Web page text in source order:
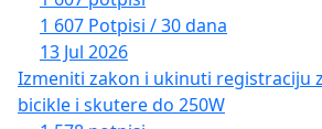
1 607 Potpisi / 30 dana
13 Jul 2026
Izmeniti zakon i ukinuti registraciju
bicikle i skutere do 250W